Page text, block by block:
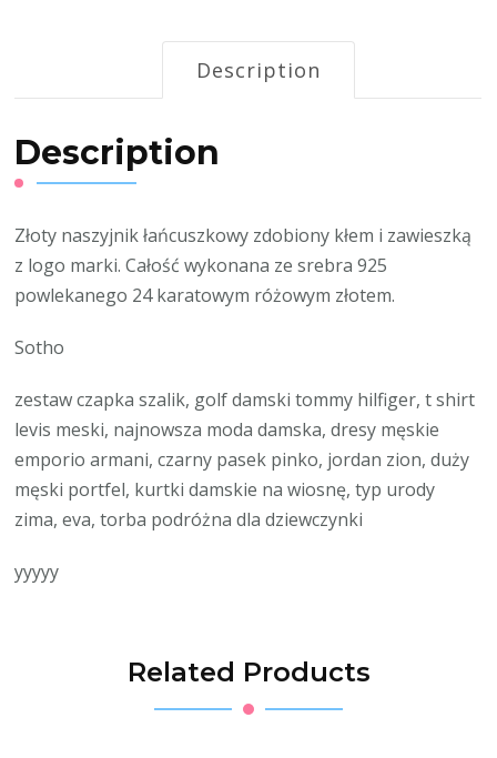
Description
Description
Złoty naszyjnik łańcuszkowy zdobiony kłem i zawieszką
z logo marki. Całość wykonana ze srebra 925
powlekanego 24 karatowym różowym złotem.
Sotho
zestaw czapka szalik, golf damski tommy hilfiger, t shirt
levis meski, najnowsza moda damska, dresy męskie
emporio armani, czarny pasek pinko, jordan zion, duży
męski portfel, kurtki damskie na wiosnę, typ urody
zima, eva, torba podróżna dla dziewczynki
yyyyy
Related Products